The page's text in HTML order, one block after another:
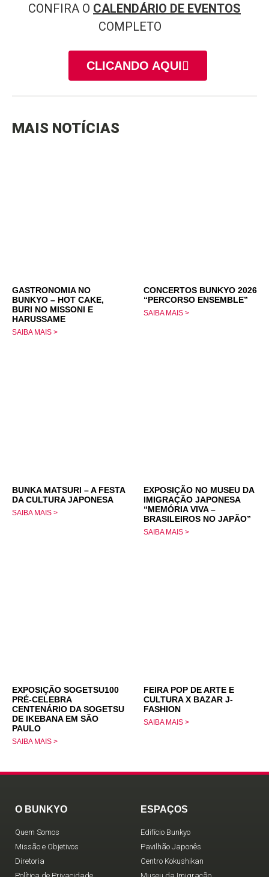
CONFIRA O CALENDÁRIO DE EVENTOS
COMPLETO
CLICANDO AQUI
MAIS NOTÍCIAS
GASTRONOMIA NO
BUNKYO – HOT CAKE,
BURI NO MISSONI E
HARUSSAME
SAIBA MAIS >
CONCERTOS BUNKYO 2026
“PERCORSO ENSEMBLE”
SAIBA MAIS >
BUNKA MATSURI – A FESTA
DA CULTURA JAPONESA
SAIBA MAIS >
EXPOSIÇÃO NO MUSEU DA
IMIGRAÇÃO JAPONESA
“MEMÓRIA VIVA –
BRASILEIROS NO JAPÃO”
SAIBA MAIS >
EXPOSIÇÃO SOGETSU100
PRÉ-CELEBRA
CENTENÁRIO DA SOGETSU
DE IKEBANA EM SÃO
PAULO
SAIBA MAIS >
FEIRA POP DE ARTE E
CULTURA X BAZAR J-
FASHION
SAIBA MAIS >
O BUNKYO
Quem Somos
Missão e Objetivos
Diretoria
ESPAÇOS
Edifício Bunkyo
Pavilhão Japonês
Centro Kokushikan